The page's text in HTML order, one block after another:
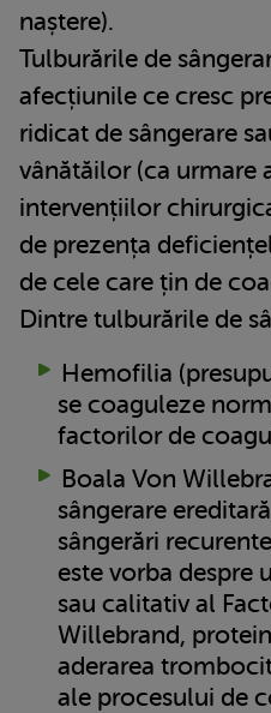
naștere).
Tulburările de
afecțiunile ce cresc
ridicat de sângerare
vânătăilor (ca urmare
intervențiilor
de prezența
de cele care țin de
Dintre tulburările de
Hemofilia
se coaguleze
factorilor de
Boala Von
sângerare
sângerări
este vorba despre
sau calitativ al
Willebrand,
aderarea
ale procesului de